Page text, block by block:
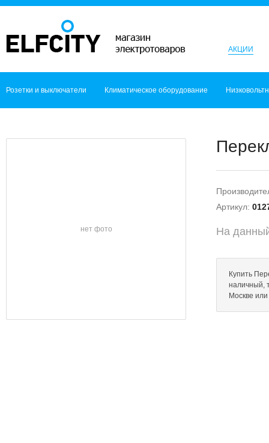
АКЦИИ
Розетки и выключатели Климатическое оборудование
нет фото
Артикул:
На
Купить
наличный,
Москве